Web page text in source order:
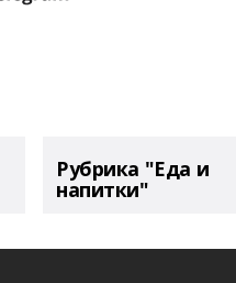
Рубрика "Еда и
напитки"